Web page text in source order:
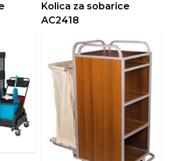
Kolica za sobarice
AC2418